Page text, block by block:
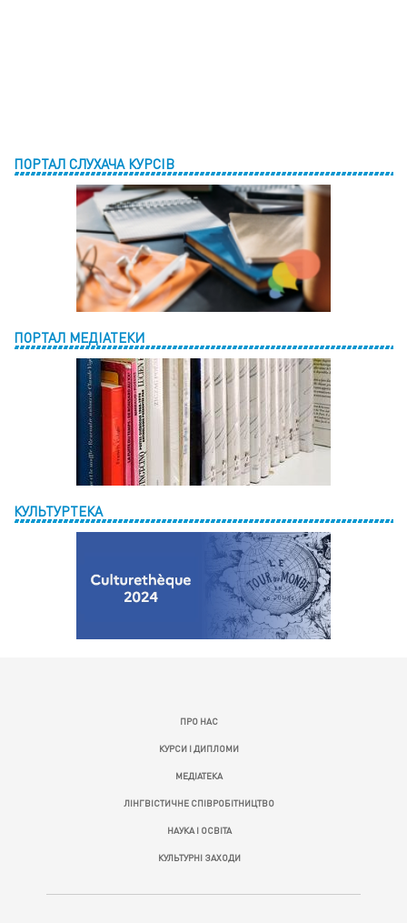
ПОРТАЛ СЛУХАЧА КУРСІВ
ПОРТАЛ МЕДІАТЕКИ
КУЛЬТУРТЕКА
ПРО НАС
КУРСИ І ДИПЛОМИ
МЕДІАТЕКА
ЛІНГВІСТИЧНЕ СПІВРОБІТНИЦТВО
НАУКА І ОСВІТА
КУЛЬТУРНІ ЗАХОДИ